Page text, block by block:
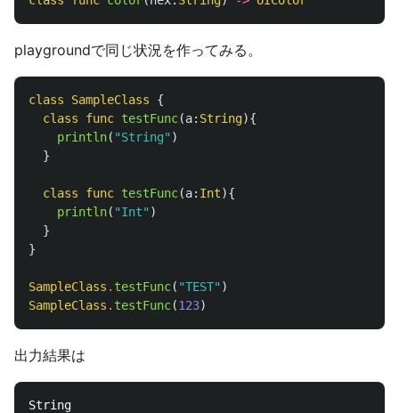
playgroundで同じ状況を作ってみる。
class SampleClass
{
class
func testFunc(a: String){
println( "String" )
}
class func testFunc(a: Int){
println( "Int" )
}
}
SampleClass . testFunc( "TEST" )
SampleClass . testFunc(123)
出力結果は
String